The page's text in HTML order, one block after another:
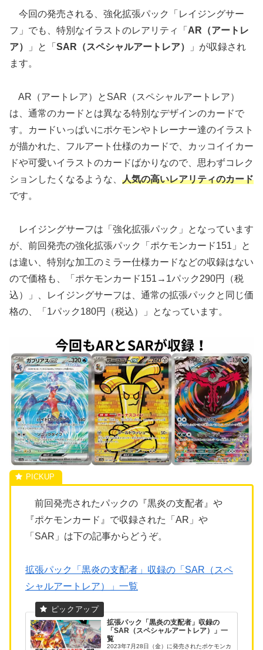
今回の発売される、強化拡張パック「レイジングサー
フ」でも、特別なイラストのレアリティ「 AR（アートレ
ア）
」と「 SAR（スペシャルアートレア）
」が収録され
ます。
AR（アートレア）とSAR（スペシャルアートレア）
は、通常のカードとは異なる特別なデザインのカードで
す。カードいっぱいにポケモンやトレーナー達のイラスト
が描かれた、フルアート仕様のカードで、カッコイイカー
ドや可愛いイラストのカードばかりなので、思わずコレク
ションしたくなるような、 人気の高いレアリティのカード
です。
レイジングサーフは「強化拡張パック」となっています
が、前回発売の強化拡張パック「ポケモンカード151」と
は違い、特別な加工のミラー仕様カードなどの収録はない
ので価格も、「ポケモンカード151→1パック290円（税
込）」、レイジングサーフは、通常の拡張パックと同じ価
格の、「1パック180円（税込）」となっています。
前回発売されたパックの『黒炎の支配者』や
『ポケモンカード』で収録された「AR」や
「SAR」は下の記事からどうぞ。
拡張パック「黒炎の支配者」収録の「SAR（スペ
シャルアートレア）」一覧
拡張パック「黒炎の支配者」収録の
「SAR（スペシャルアートレア）」一
覧
2023年7月28日（金）に発売されたポケモンカ